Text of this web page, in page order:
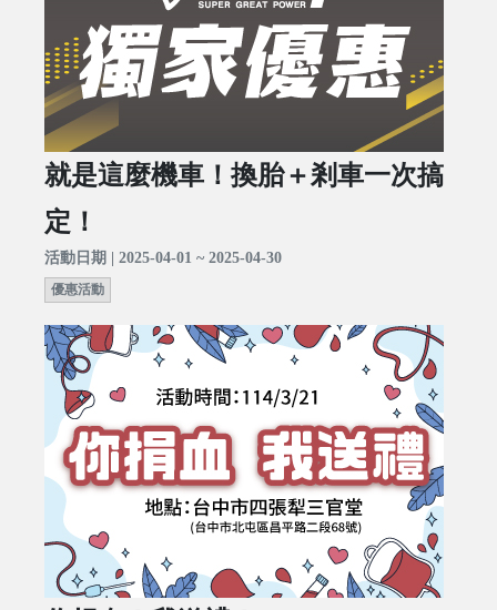
就是這麼機車！換胎＋剎車一次搞
定！
活動日期 | 2025-04-01 ~ 2025-04-30
優惠活動